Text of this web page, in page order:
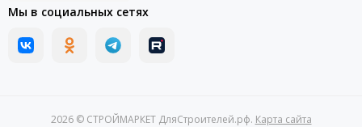
Мы в социальных сетях
2026 © СТРОЙМАРКЕТ ДляСтроителей.рф. Карта сайта